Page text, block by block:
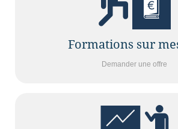
Formations sur
Demander une offre